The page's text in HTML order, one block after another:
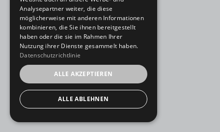
Analysepartner weiter, die diese
möglicherweise mit anderen Informationen
kombinieren, die Sie ihnen bereitgestellt
haben oder die sie im Rahmen Ihrer
Nutzung ihrer Dienste gesammelt haben.
Datenschutzrichtlinie
ALLE AKZEPTIEREN
ALLE ABLEHNEN